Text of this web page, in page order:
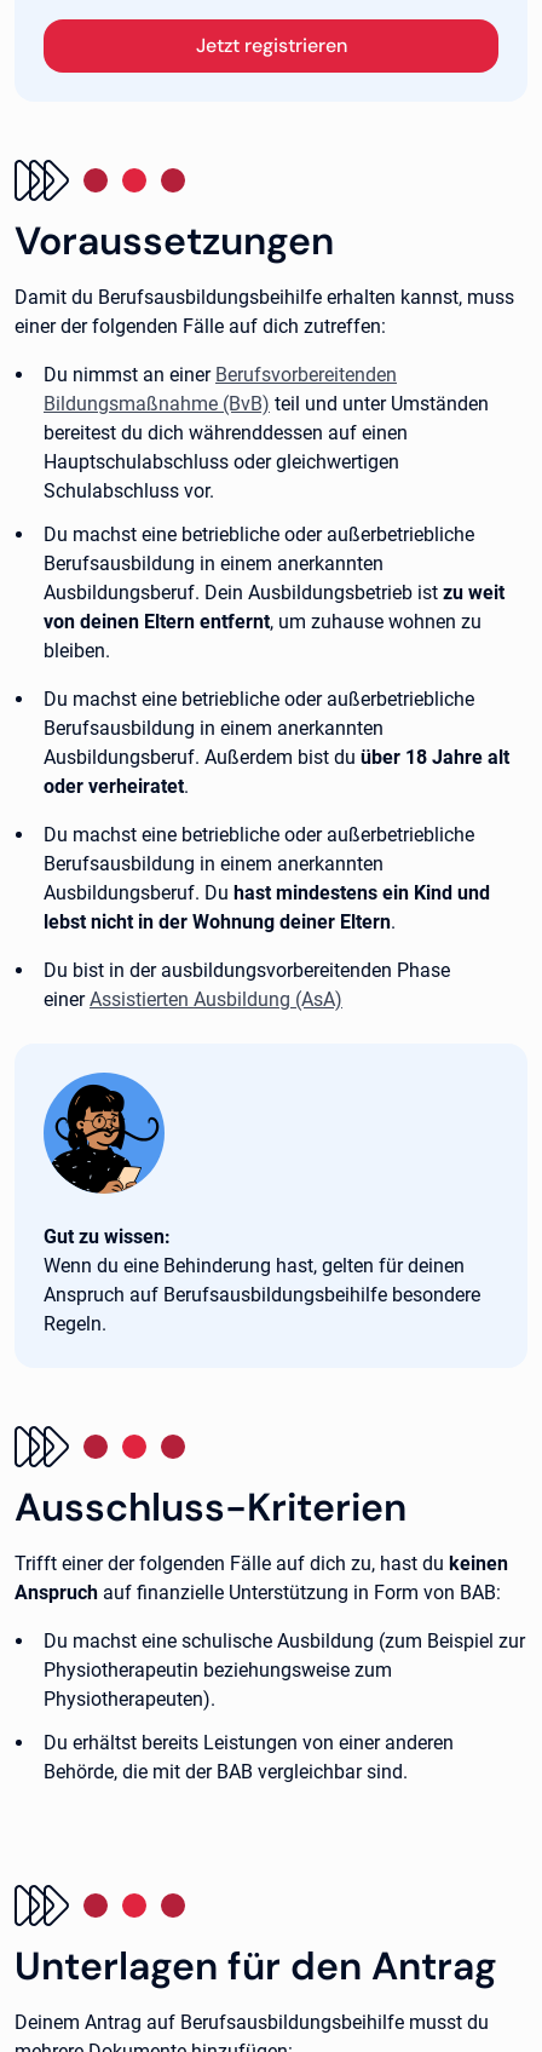
Jetzt registrieren
Voraussetzungen
Damit du Berufsausbildungsbeihilfe erhalten kannst, muss
einer der folgenden Fälle auf dich zutreffen:
Du nimmst an einer Berufsvorbereitenden
Bildungsmaßnahme (BvB) teil und unter Umständen
bereitest du dich währenddessen auf einen
Hauptschulabschluss oder gleichwertigen
Schulabschluss vor.
Du machst eine betriebliche oder außerbetriebliche
Berufsausbildung in einem anerkannten
Ausbildungsberuf. Dein Ausbildungsbetrieb ist zu weit
von deinen Eltern entfernt, um zuhause wohnen zu
bleiben.
Du machst eine betriebliche oder außerbetriebliche
Berufsausbildung in einem anerkannten
Ausbildungsberuf. Außerdem bist du über 18 Jahre alt
oder verheiratet.
Du machst eine betriebliche oder außerbetriebliche
Berufsausbildung in einem anerkannten
Ausbildungsberuf. Du hast mindestens ein Kind und
lebst nicht in der Wohnung deiner Eltern.
Du bist in der ausbildungsvorbereitenden Phase
einerAssistierten Ausbildung (AsA)
Tipp:
Gut zu wissen:
Wenn du eine Behinderung hast, gelten für deinen
Anspruch auf Berufsausbildungsbeihilfe besondere
Regeln.
Ausschluss-Kriterien
Trifft einer der folgenden Fälle auf dich zu, hast du keinen
Anspruch auf finanzielle Unterstützung in Form von BAB:
Du machst eine schulische Ausbildung (zum Beispiel zur
Physiotherapeutin beziehungsweise zum
Physiotherapeuten).
Du erhältst bereits Leistungen von einer anderen
Behörde, die mit der BAB vergleichbar sind.
Unterlagen für den Antrag
Deinem Antrag auf Berufsausbildungsbeihilfe musst du